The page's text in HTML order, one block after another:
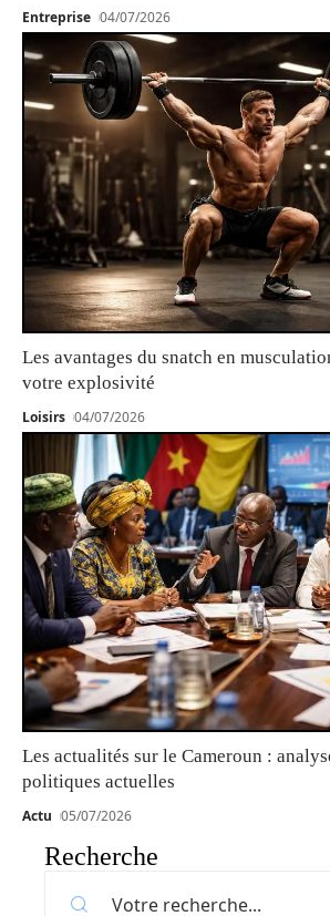
Entreprise 04/07/2026
Les avantages du snatch en
votre explosivité
Loisirs 04/07/2026
Les actualités sur le Cameroun :
politiques actuelles
Actu 05/07/2026
Recherche